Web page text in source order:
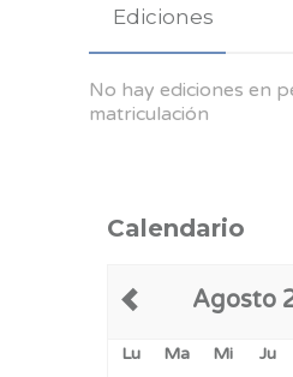
Ediciones
No hay ediciones en
matriculación
Calendario
Agosto
Lu Ma Mi Ju